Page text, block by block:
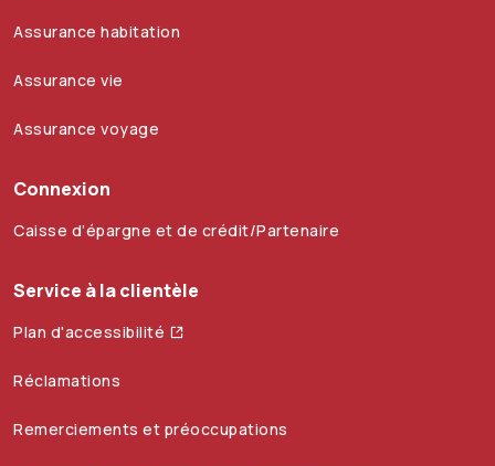
Assurance habitation
Assurance vie
Assurance voyage
Connexion
Caisse d’épargne et de crédit/Partenaire
Service à la clientèle
Plan d'accessibilité
Réclamations
Remerciements et préoccupations